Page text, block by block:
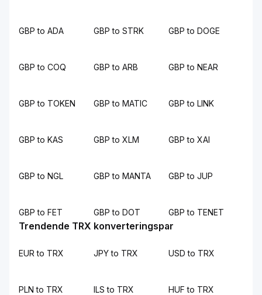
GBP to ADA GBP to STRK GBP to DOGE
GBP to COQ GBP to ARB GBP to NEAR
GBP to TOKEN GBP to MATIC GBP to LINK
GBP to KAS GBP to XLM GBP to XAI
GBP to NGL GBP to MANTA GBP to JUP
GBP to FET GBP to DOT GBP to TENET
Trendende TRX konverteringspar
EUR to TRX JPY to TRX USD to TRX
PLN to TRX ILS to TRX HUF to TRX